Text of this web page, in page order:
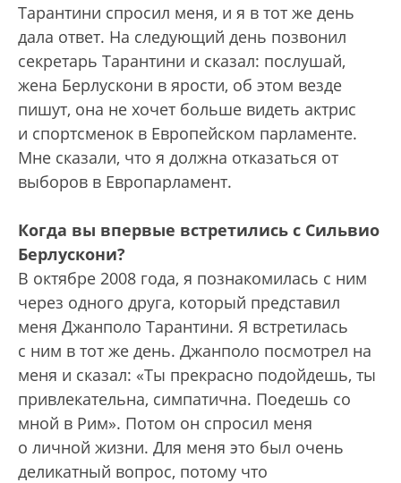
Тарантини спросил меня, и я в тот же день
дала ответ. На следующий день позвонил
секретарь Тарантини и сказал: послушай,
жена Берлускони в ярости, об этом везде
пишут, она не хочет больше видеть актрис
и спортс­менок в Европейском парламенте.
Мне сказали, что я должна отказаться от
выборов в Европарламент.
Когда вы впервые встретились с Сильвио
Берлускони?
В октябре 2008 года, я познакомилась с ним
через одного друга, который представил
меня Джанполо Тарантини. Я встретилась
с ним в тот же день. Джанполо посмотрел на
меня и сказал: «Ты прекрасно подойдешь, ты
привлекательна, симпатична. Поедешь со
мной в Рим». Потом он спросил меня
о личной жизни. Для меня это был очень
деликатный вопрос, потому что